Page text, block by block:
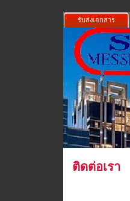
รับส่งเอกสาร
ติดต่อเรา